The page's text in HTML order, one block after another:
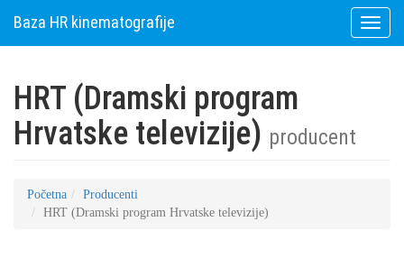
Toggle
Baza HR kinematografije
HRT (Dramski program
Hrvatske televizije) producent
Početna
Producenti
HRT (Dramski program Hrvatske televizije)